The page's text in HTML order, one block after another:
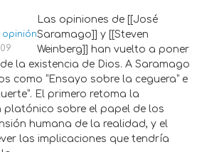
opinión
Las opiniones de [[José
Saramago]] y [[Steven
Weinberg]] han vuelto a poner
la existencia de Dios. A Saramago
como “Ensayo sobre la ceguera” e
El primero retoma la
platónico sobre el papel de los
humana de la realidad, y el
las implicaciones que tendría